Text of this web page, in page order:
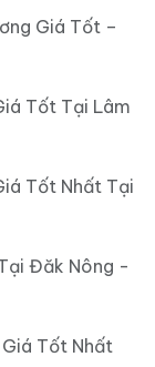
Giá Tốt –
Tốt Tại Lâm
Tốt Nhất Tại
Đăk Nông -
Tốt Nhất